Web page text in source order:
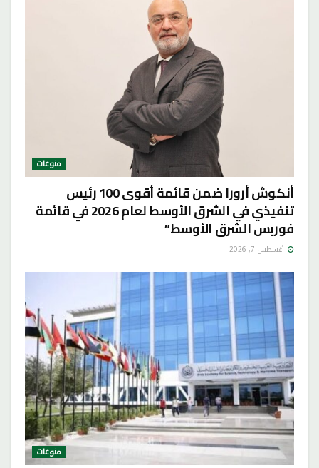
منوعات
أنكوش أرورا ضمن قائمة أقوى 100 رئيس
تنفيذي في الشرق الأوسط لعام 2026 في قائمة
فوربس الشرق الأوسط”
أغسطس 7, 2026
منوعات